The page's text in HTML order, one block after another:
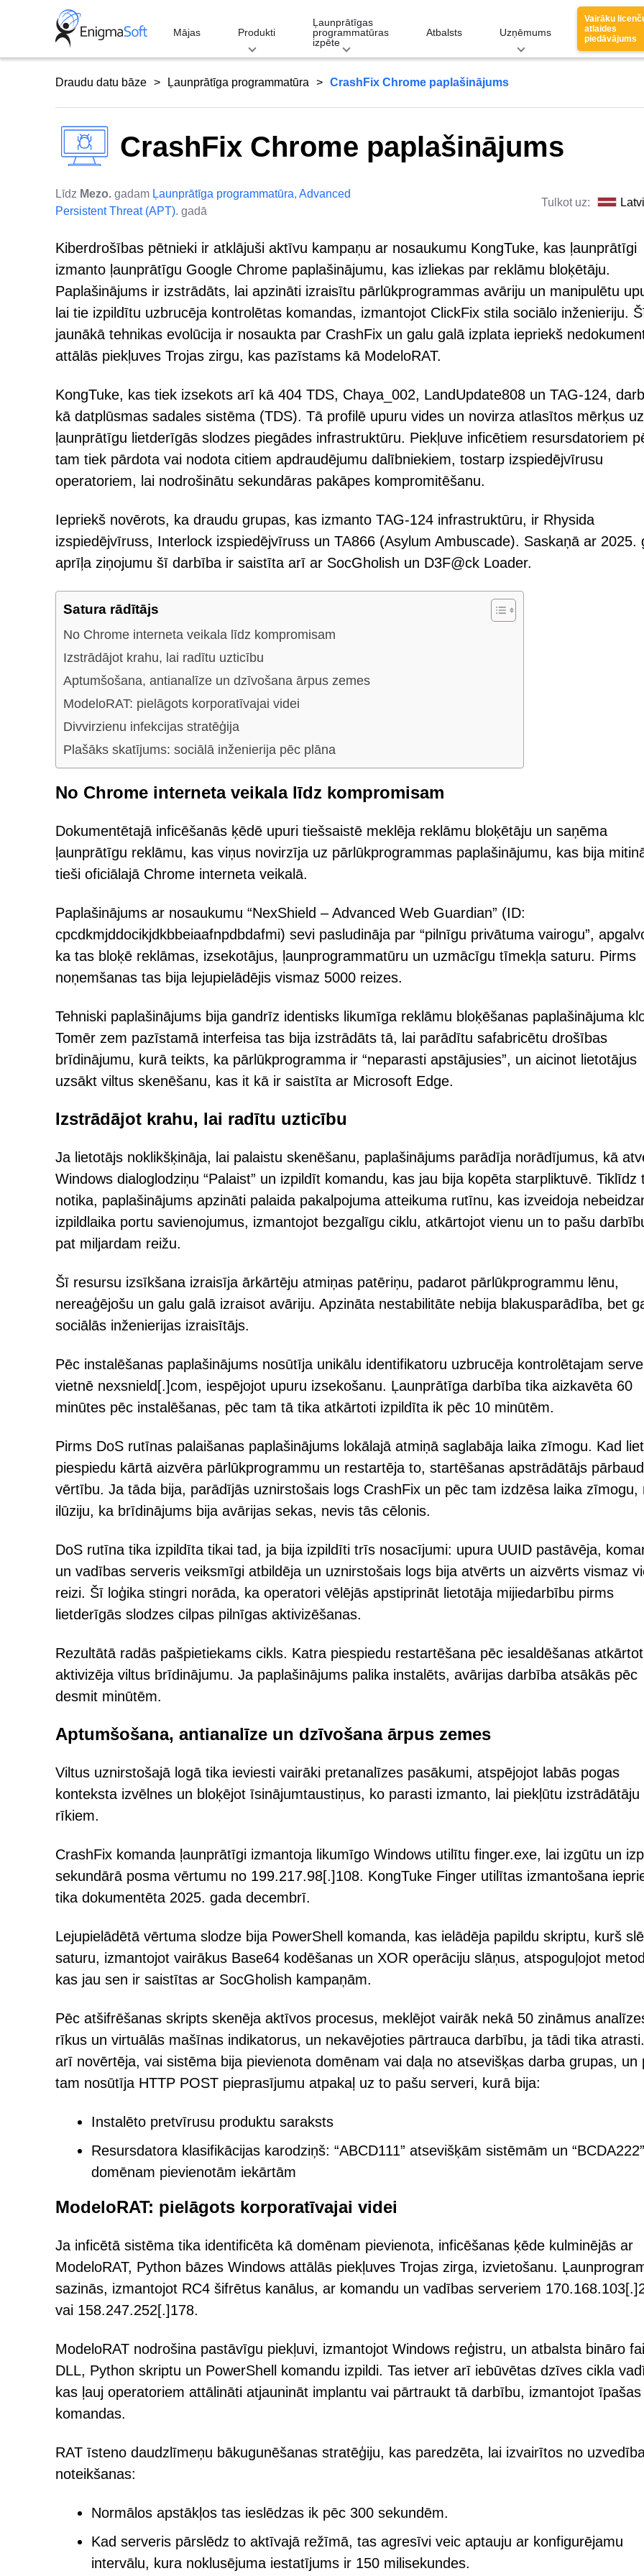
Mājas Produkti
Ļaunprātīgas
programmatūras
izpēte
Atbalsts Uzņēmums
Vairāku
atlaides
piedāvājums
Draudu datu bāze Ļaunprātīga programmatūra CrashFix Chrome paplašinājums
CrashFix Chrome paplašinājums
Līdz Mezo. gadam Ļaunprātīga programmatūra, Advanced
Persistent Threat (APT). gadā
Tulkot uz:
Kiberdrošības pētnieki ir atklājuši aktīvu kampaņu ar nosaukumu KongTuke, kas ļaunprātīgi
izmanto ļaunprātīgu Google Chrome paplašinājumu, kas izliekas par reklāmu bloķētāju.
Paplašinājums ir izstrādāts, lai apzināti izraisītu pārlūkprogrammas avāriju un manipulētu
lai tie izpildītu uzbrucēja kontrolētas komandas, izmantojot ClickFix stila sociālo inženieriju.
jaunākā tehnikas evolūcija ir nosaukta par CrashFix un galu galā izplata iepriekš
attālās piekļuves Trojas zirgu, kas pazīstams kā ModeloRAT.
KongTuke, kas tiek izsekots arī kā 404 TDS, Chaya_002, LandUpdate808 un TAG-124,
kā datplūsmas sadales sistēma (TDS). Tā profilē upuru vides un novirza atlasītos mērķus uz
ļaunprātīgu lietderīgās slodzes piegādes infrastruktūru. Piekļuve inficētiem resursdatoriem
tam tiek pārdota vai nodota citiem apdraudējumu dalībniekiem, tostarp izspiedējvīrusu
operatoriem, lai nodrošinātu sekundāras pakāpes kompromitēšanu.
Iepriekš novērots, ka draudu grupas, kas izmanto TAG-124 infrastruktūru, ir Rhysida
izspiedējvīruss, Interlock izspiedējvīruss un TA866 (Asylum Ambuscade). Saskaņā ar 2025.
aprīļa ziņojumu šī darbība ir saistīta arī ar SocGholish un D3F@ck Loader.
Satura rādītājs
No Chrome interneta veikala līdz kompromisam
Izstrādājot krahu, lai radītu uzticību
Aptumšošana, antianalīze un dzīvošana ārpus zemes
ModeloRAT: pielāgots korporatīvajai videi
Divvirzienu infekcijas stratēģija
Plašāks skatījums: sociālā inženierija pēc plāna
No Chrome interneta veikala līdz kompromisam
Dokumentētajā inficēšanās ķēdē upuri tiešsaistē meklēja reklāmu bloķētāju un saņēma
ļaunprātīgu reklāmu, kas viņus novirzīja uz pārlūkprogrammas paplašinājumu, kas bija
tieši oficiālajā Chrome interneta veikalā.
Paplašinājums ar nosaukumu “NexShield – Advanced Web Guardian” (ID:
cpcdkmjddocikjdkbbeiaafnpdbdafmi) sevi pasludināja par “pilnīgu privātuma vairogu”,
ka tas bloķē reklāmas, izsekotājus, ļaunprogrammatūru un uzmācīgu tīmekļa saturu. Pirms
noņemšanas tas bija lejupielādējis vismaz 5000 reizes.
Tehniski paplašinājums bija gandrīz identisks likumīga reklāmu bloķēšanas paplašinājuma
Tomēr zem pazīstamā interfeisa tas bija izstrādāts tā, lai parādītu safabricētu drošības
brīdinājumu, kurā teikts, ka pārlūkprogramma ir “neparasti apstājusies”, un aicinot lietotājus
uzsākt viltus skenēšanu, kas it kā ir saistīta ar Microsoft Edge.
Izstrādājot krahu, lai radītu uzticību
Ja lietotājs noklikšķināja, lai palaistu skenēšanu, paplašinājums parādīja norādījumus, kā
Windows dialoglodziņu “Palaist” un izpildīt komandu, kas jau bija kopēta starpliktuvē. Tiklīdz
notika, paplašinājums apzināti palaida pakalpojuma atteikuma rutīnu, kas izveidoja
izpildlaika portu savienojumus, izmantojot bezgalīgu ciklu, atkārtojot vienu un to pašu
pat miljardam reižu.
Šī resursu izsīkšana izraisīja ārkārtēju atmiņas patēriņu, padarot pārlūkprogrammu lēnu,
nereaģējošu un galu galā izraisot avāriju. Apzināta nestabilitāte nebija blakusparādība, bet
sociālās inženierijas izraisītājs.
Pēc instalēšanas paplašinājums nosūtīja unikālu identifikatoru uzbrucēja kontrolētajam
vietnē nexsnield[.]com, iespējojot upuru izsekošanu. Ļaunprātīga darbība tika aizkavēta 60
minūtes pēc instalēšanas, pēc tam tā tika atkārtoti izpildīta ik pēc 10 minūtēm.
Pirms DoS rutīnas palaišanas paplašinājums lokālajā atmiņā saglabāja laika zīmogu. Kad
piespiedu kārtā aizvēra pārlūkprogrammu un restartēja to, startēšanas apstrādātājs
vērtību. Ja tāda bija, parādījās uznirstošais logs CrashFix un pēc tam izdzēsa laika zīmogu,
ilūziju, ka brīdinājums bija avārijas sekas, nevis tās cēlonis.
DoS rutīna tika izpildīta tikai tad, ja bija izpildīti trīs nosacījumi: upura UUID pastāvēja,
un vadības serveris veiksmīgi atbildēja un uznirstošais logs bija atvērts un aizvērts vismaz
reizi. Šī loģika stingri norāda, ka operatori vēlējās apstiprināt lietotāja mijiedarbību pirms
lietderīgās slodzes cilpas pilnīgas aktivizēšanas.
Rezultātā radās pašpietiekams cikls. Katra piespiedu restartēšana pēc iesaldēšanas
aktivizēja viltus brīdinājumu. Ja paplašinājums palika instalēts, avārijas darbība atsākās pēc
desmit minūtēm.
Aptumšošana, antianalīze un dzīvošana ārpus zemes
Viltus uznirstošajā logā tika ieviesti vairāki pretanalīzes pasākumi, atspējojot labās pogas
konteksta izvēlnes un bloķējot īsinājumtaustiņus, ko parasti izmanto, lai piekļūtu izstrādātāju
rīkiem.
CrashFix komanda ļaunprātīgi izmantoja likumīgo Windows utilītu finger.exe, lai izgūtu un
sekundārā posma vērtumu no 199.217.98[.]108. KongTuke Finger utilītas izmantošana
tika dokumentēta 2025. gada decembrī.
Lejupielādētā vērtuma slodze bija PowerShell komanda, kas ielādēja papildu skriptu, kurš
saturu, izmantojot vairākus Base64 kodēšanas un XOR operāciju slāņus, atspoguļojot
kas jau sen ir saistītas ar SocGholish kampaņām.
Pēc atšifrēšanas skripts skenēja aktīvos procesus, meklējot vairāk nekā 50 zināmus
rīkus un virtuālās mašīnas indikatorus, un nekavējoties pārtrauca darbību, ja tādi tika
arī novērtēja, vai sistēma bija pievienota domēnam vai daļa no atsevišķas darba grupas, un
tam nosūtīja HTTP POST pieprasījumu atpakaļ uz to pašu serveri, kurā bija:
Instalēto pretvīrusu produktu saraksts
Resursdatora klasifikācijas karodziņš: “ABCD111” atsevišķām sistēmām un “BCDA222”
domēnam pievienotām iekārtām
ModeloRAT: pielāgots korporatīvajai videi
Ja inficētā sistēma tika identificēta kā domēnam pievienota, inficēšanas ķēde kulminējās ar
ModeloRAT, Python bāzes Windows attālās piekļuves Trojas zirga, izvietošanu.
sazinās, izmantojot RC4 šifrētus kanālus, ar komandu un vadības serveriem
vai 158.247.252[.]178.
ModeloRAT nodrošina pastāvīgu piekļuvi, izmantojot Windows reģistru, un atbalsta bināro
DLL, Python skriptu un PowerShell komandu izpildi. Tas ietver arī iebūvētas dzīves cikla
kas ļauj operatoriem attālināti atjaunināt implantu vai pārtraukt tā darbību, izmantojot īpašas
komandas.
RAT īsteno daudzlīmeņu bākugunēšanas stratēģiju, kas paredzēta, lai izvairītos no
noteikšanas:
Normālos apstākļos tas ieslēdzas ik pēc 300 sekundēm.
Kad serveris pārslēdz to aktīvajā režīmā, tas agresīvi veic aptauju ar konfigurējamu
intervālu, kura noklusējuma iestatījums ir 150 milisekundes.